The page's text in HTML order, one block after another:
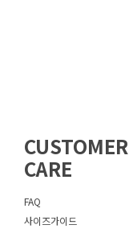
CUSTOMER
CARE
FAQ
사이즈가이드